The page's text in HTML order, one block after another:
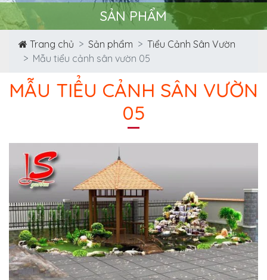
SẢN PHẨM
Trang chủ Sản phẩm
Tiểu Cảnh Sân Vườn
Mẫu tiểu cảnh sân vườn 05
MẪU TIỂU CẢNH SÂN VƯỜN
05